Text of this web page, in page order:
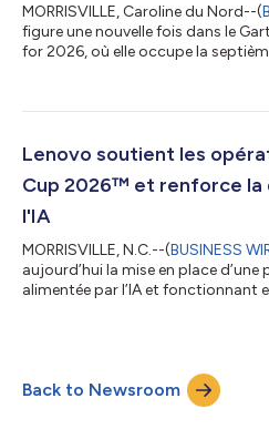
MORRISVILLE, Caroline du Nord--(
figure une nouvelle fois dans le
for 2026, où elle occupe la
chaînes d’approvisionnement au
présente les exemples
Lenovo soutient les
Cup 2026™ et renforce la
l'IA
MORRISVILLE, N.C.--(BUSINESS
aujourd’hui la mise en place
alimentée par l’IA et fonctionnant
satellite, ainsi que la diffusion
de décisions stratégiques à
Back to Newsroom